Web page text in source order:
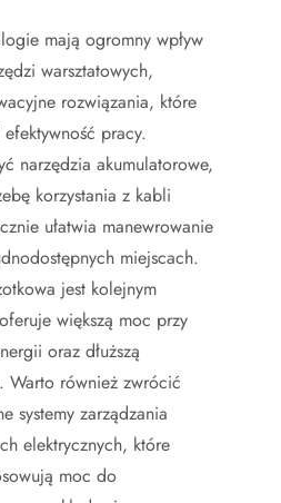
mają ogromny wpływ
warsztatowych,
rozwiązania, które
pracy.
narzędzia akumulatorowe,
korzystania z kabli
ułatwia manewrowanie
miejscach.
jest kolejnym
większą moc przy
oraz dłuższą
Warto również zwrócić
systemy zarządzania
elektrycznych, które
moc do